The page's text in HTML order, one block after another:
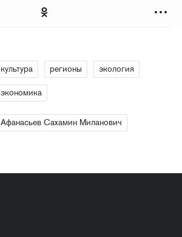
культура регионы экология
экономика
Афанасьев Сахамин Миланович